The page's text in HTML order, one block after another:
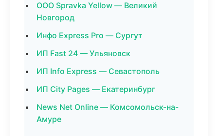
ООО Spravka Yellow — Великий
Новгород
Инфо Express Pro — Сургут
ИП Fast 24 — Ульяновск
ИП Info Express — Севастополь
ИП City Pages — Екатеринбург
News Net Online — Комсомольск-на-
Амуре